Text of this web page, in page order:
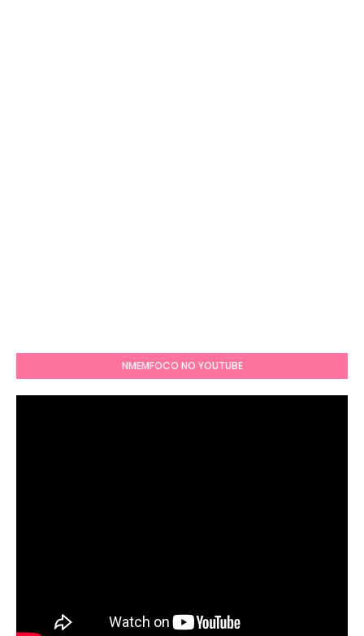
NMEMFOCO NO YOUTUBE